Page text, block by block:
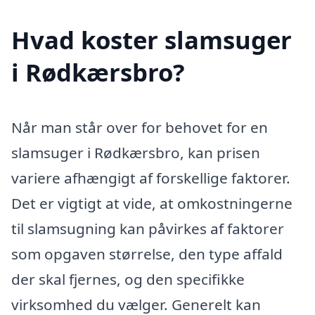
Hvad koster slamsuger
i Rødkærsbro?
Når man står over for behovet for en
slamsuger i Rødkærsbro, kan prisen
variere afhængigt af forskellige faktorer.
Det er vigtigt at vide, at omkostningerne
til slamsugning kan påvirkes af faktorer
som opgaven størrelse, den type affald
der skal fjernes, og den specifikke
virksomhed du vælger. Generelt kan